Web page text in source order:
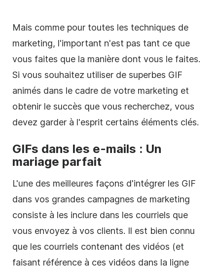
Mais comme pour toutes les techniques de
marketing, l'important n'est pas tant ce que
vous faites que la manière dont vous le faites.
Si vous souhaitez utiliser de superbes GIF
animés dans le cadre de votre marketing et
obtenir le succès que vous recherchez, vous
devez garder à l'esprit certains éléments clés.
GIFs dans les e-mails : Un
mariage parfait
L'une des meilleures façons d'intégrer les GIF
dans vos grandes campagnes de marketing
consiste à les inclure dans les courriels que
vous envoyez à vos clients. Il est bien connu
que les courriels contenant des vidéos (et
faisant référence à ces vidéos dans la ligne